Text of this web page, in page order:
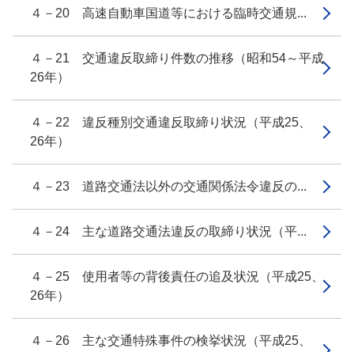
４－20 高速自動車国道等における臨時交通規...
４－21 交通違反取締り件数の推移（昭和54～平成
26年）
４－22 違反種別交通違反取締り状況（平成25、
26年）
４－23 道路交通法以外の交通関係法令違反の...
４－24 主な道路交通法違反の取締り状況（平...
４－25 使用者等の背後責任の追及状況（平成25、
26年）
４－26 主な交通特殊事件の検挙状況（平成25、